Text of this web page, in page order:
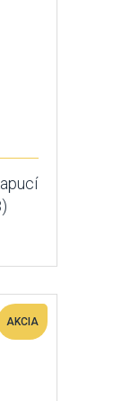
AKCIA